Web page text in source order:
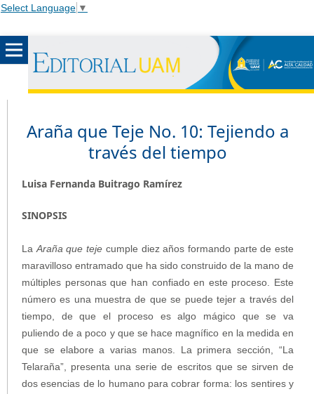
Select Language ▼
Araña que Teje No. 10: Tejiendo a
través del tiempo
Luisa Fernanda Buitrago Ramírez
SINOPSIS
LaAraña que teje cumple diez años formando parte de este
maravilloso entramado que ha sido construido de la mano de
múltiples personas que han confiado en este proceso. Este
número es una muestra de que se puede tejer a través del
tiempo, de que el proceso es algo mágico que se va
puliendo de a poco y que se hace magnífico en la medida en
que se elabore a varias manos. La primera sección, “La
Telaraña”, presenta una serie de escritos que se sirven de
dos esencias de lo humano para cobrar forma: los sentires y